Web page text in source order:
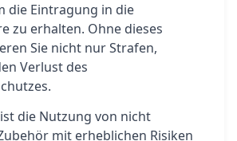
die Eintragung in die
zu erhalten. Ohne dieses
Sie nicht nur Strafen,
Verlust des
die Nutzung von nicht
mit erheblichen Risiken